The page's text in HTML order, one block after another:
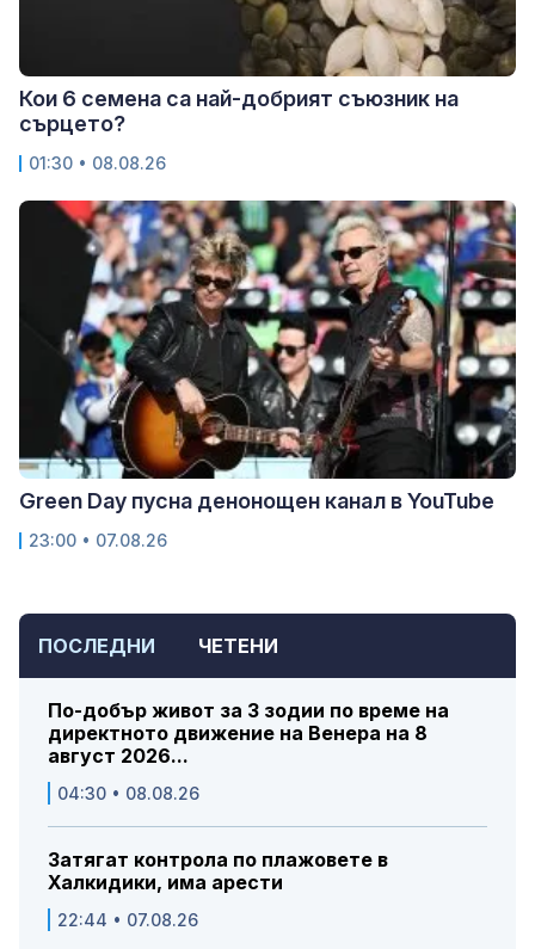
ПОСЛЕДНИ ЧЕТЕНИ
По-добър живот за 3 зодии по време на
директното движение на Венера на 8
август 2026...
04:30 • 08.08.26
Затягат контрола по плажовете в
Халкидики, има арести
22:44 • 07.08.26
Кои 6 семена са най-добрият съюзник на
сърцето?
01:30 • 08.08.26
Green Day пусна денонощен канал в YouTube
23:00 • 07.08.26